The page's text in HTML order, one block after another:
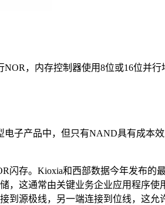
，内存控制器使用8位或16位并
子产品中，但只有NAND具有成本
闪存。Kioxia和西部数据今年发布的
，这通常由关键业务企业应用程序使
到源极线，另一端连接到位线，这